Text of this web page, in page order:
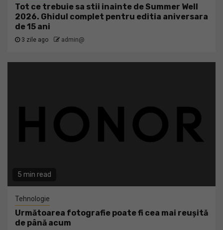
Tot ce trebuie sa stii inainte de Summer Well
2026. Ghidul complet pentru editia aniversara
de 15 ani
3 zile ago admin@
5 min read
Tehnologie
Următoarea fotografie poate fi cea mai reușită
de până acum